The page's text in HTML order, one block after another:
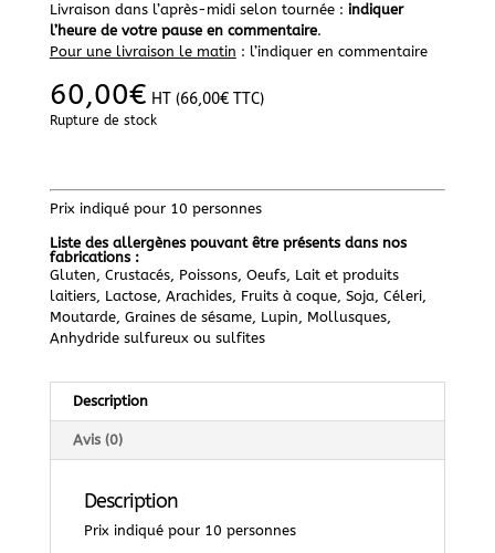
Livraison dans l’après-midi selon tournée : indiquer
l’heure de votre pause en commentaire.
Pour une livraison le matin : l’indiquer en commentaire
60,00€ HT (66,00€TTC)
Rupture de stock
Prix indiqué pour 10 personnes
Liste des allergènes pouvant être présents dans nos
fabrications :
Gluten, Crustacés, Poissons, Oeufs, Lait et produits
laitiers, Lactose, Arachides, Fruits à coque, Soja, Céleri,
Moutarde, Graines de sésame, Lupin, Mollusques,
Anhydride sulfureux ou sulfites
Description
Avis (0)
Description
Prix indiqué pour 10 personnes